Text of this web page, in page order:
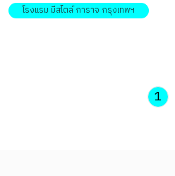
แบบการาจ ฟังก์กี้ จากของสะสมข
สะดวกด้วย MRT สถานีห้วยขวาง
โรงแรม มีสไตล์ การาจ กรุงเทพฯ
1